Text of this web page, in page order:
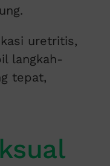
uretritis,
langkah-
tepat,